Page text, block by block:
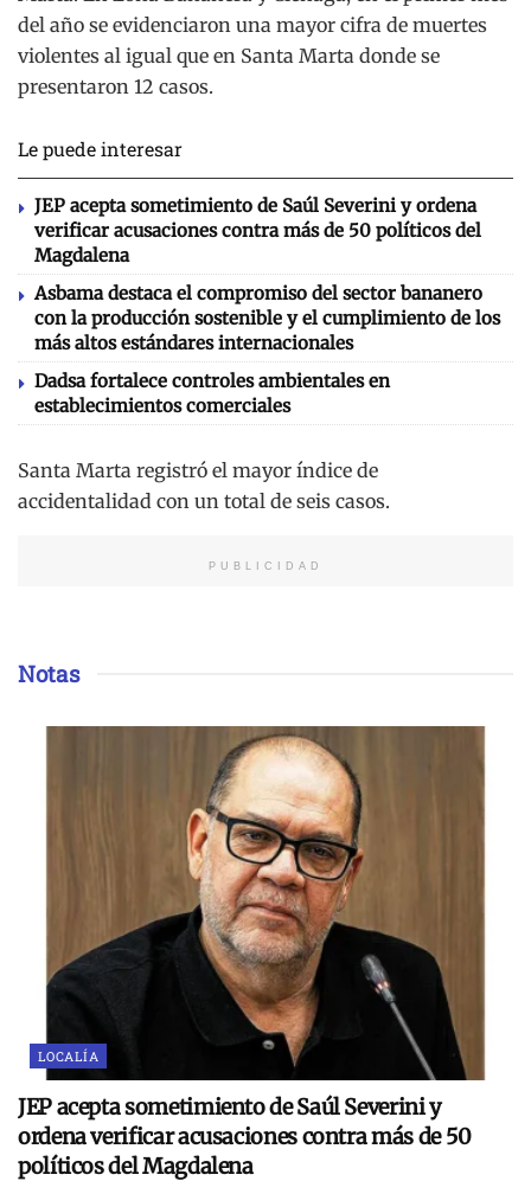
del año se evidenciaron una mayor cifra de muertes
violentes al igual que en Santa Marta donde se
presentaron 12 casos.
Le puede interesar
JEP acepta sometimiento de Saúl Severini y ordena
verificar acusaciones contra más de 50 políticos del
Magdalena
Asbama destaca el compromiso del sector bananero
con la producción sostenible y el cumplimiento de los
más altos estándares internacionales
Dadsa fortalece controles ambientales en
establecimientos comerciales
Santa Marta registró el mayor índice de
accidentalidad con un total de seis casos.
PUBLICIDAD
Notas
LOCALÍA
JEP acepta sometimiento de Saúl Severini y
ordena verificar acusaciones contra más de 50
políticos del Magdalena